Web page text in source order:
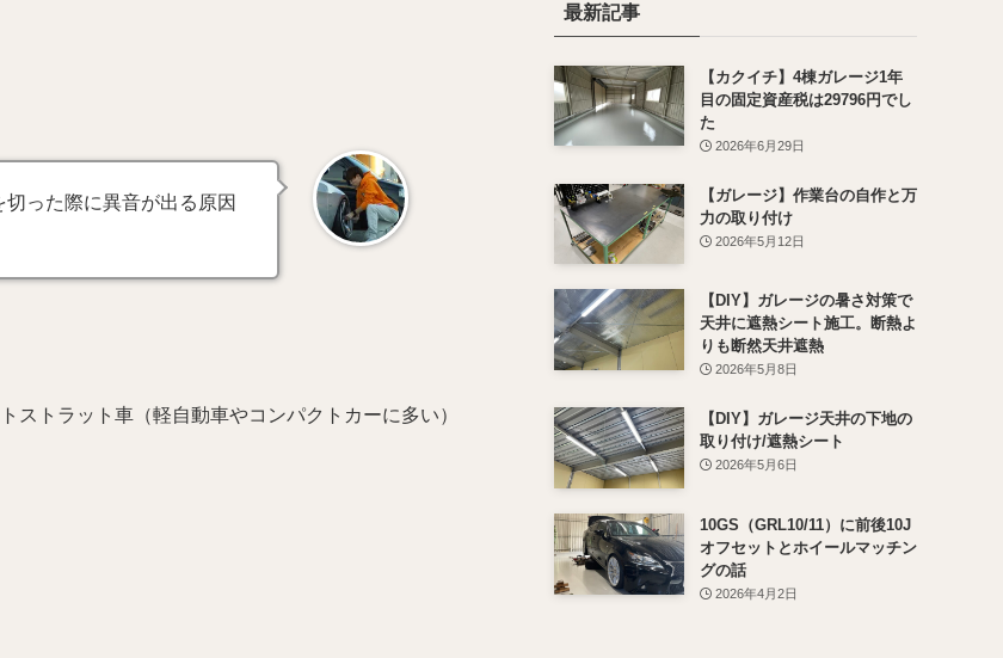
った際に異音が出る原因
トラット車（軽自動車やコンパクトカーに多い）
最新記事
【カクイチ】4棟ガレージ1年
目の固定資産税は29796円でし
た
2026年6月29日
【ガレージ】作業台の自作と万
力の取り付け
2026年5月12日
【DIY】ガレージの暑さ対策で
天井に遮熱シート施工。断熱よ
りも断然天井遮熱
2026年5月8日
【DIY】ガレージ天井の下地の
取り付け/遮熱シート
2026年5月6日
10GS（GRL10/11）に前後10J
オフセットとホイールマッチン
グの話
2026年4月2日